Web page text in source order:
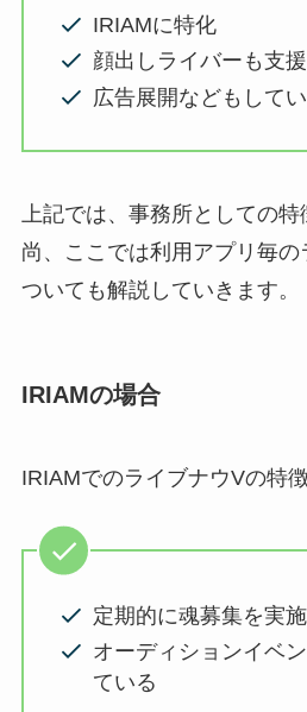
IRIAMに特化
顔出しライバーも支援
広告展開などもして
上記では、事務所としての特
尚、ここでは利用アプリ毎
ついても解説していきます。
IRIAMの場合
IRIAMでのライブナウVの特
定期的に魂募集を実
オーディションイベ
ている